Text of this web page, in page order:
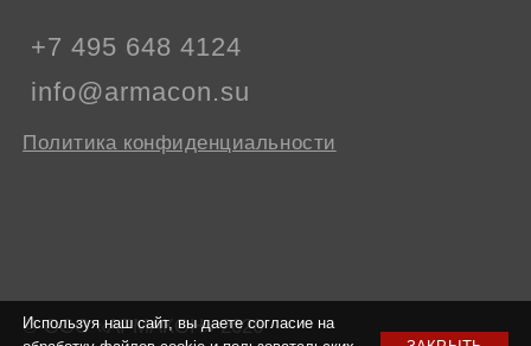
Используя наш сайт, вы даете согласие на
© ООО «АРМАКОН» 2026
+7 495 648 4124
info@armacon.su
Политика конфиденциальности